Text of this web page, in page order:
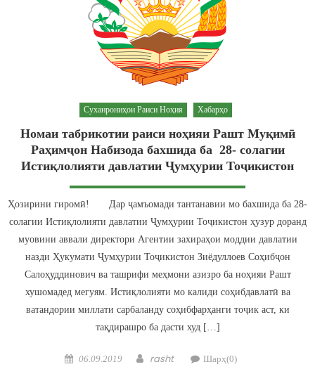
Суханрониҳои Раиси Ноҳия Хабарҳо
Номаи табрикотии раиси ноҳияи Рашт Муқимӣ
Раҳимҷон Набизода бахшида ба 28- солагии
Истиқлолияти давлатии Ҷумҳурии Тоҷикистон
Ҳозирини гиромӣ! Дар ҷамъомади тантанавии мо бахшида ба 28-
солагии Истиқлолияти давлатии Ҷумҳурии Тоҷикистон ҳузур доранд
муовини аввали директори Агентии захираҳои моддии давлатии
назди Ҳукумати Ҷумҳурии Тоҷикистон Зиёдуллоев Соҳибҷон
Салоҳуддинович ва ташрифи меҳмони азизро ба ноҳияи Рашт
хушомадед мегуям. Истиқлолияти мо калиди соҳибдавлатӣ ва
ватандории миллати сарбаланду соҳибфарҳанги тоҷик аст, ки
тақдирашро ба дасти худ […]
Posted on
06.09.2019 Author
rasht Шарҳ(0)